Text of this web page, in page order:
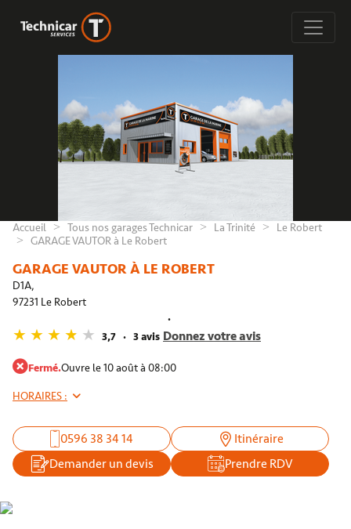
Accueil Tous nos garages Technicar La Trinité
Le Robert
GARAGE VAUTOR à Le Robert
GARAGE VAUTOR À LE ROBERT
D1A,
97231 Le Robert
3,7 3 avis Donnez votre avis
Fermé.Ouvre le 10 août à 08:00
HORAIRES :
0596 38 34 14
Itinéraire
Demander un devis
Prendre RDV